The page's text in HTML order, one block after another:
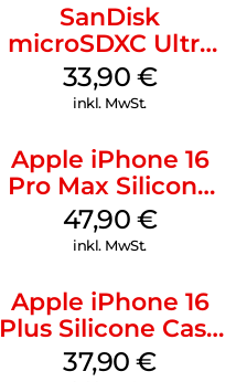
SanDisk
microSDXC Ultra
128 GB + Adapter
Mobile
33,90 €
inkl. MwSt.
Apple iPhone 16
Pro Max Silicone
Case MagSafe
Black
47,90 €
inkl. MwSt.
Apple iPhone 16
Plus Silicone Case
MagSafe Lake
37,90€